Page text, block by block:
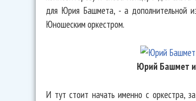
для Юрия Башмета, - а дополнительной
Юношеским оркестром.
Юрий Башмет
И тут стоит начать именно с оркестра,